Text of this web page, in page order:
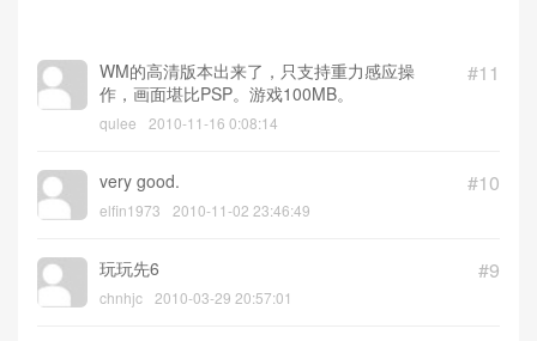
#11
WM的高清版本出来了，只支持重力感应操
作，画面堪比PSP。游戏100MB。
qulee 2010-11-16 0:08:14
#10
very good.
elfin1973 2010-11-02 23:46:49
#9
玩玩先6
chnhjc 2010-03-29 20:57:01